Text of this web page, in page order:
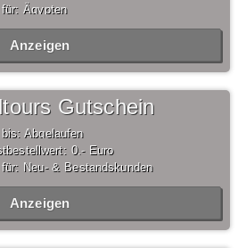
Ägypten
Anzeigen
Gutschein
Abgelaufen
0,- Euro
Neu- & Bestandskunden
Anzeigen